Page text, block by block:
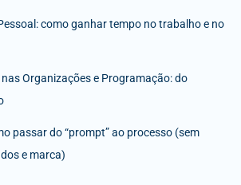
como ganhar tempo no trabalho e no
Organizações e Programação: do
passar do “prompt” ao processo (sem
e marca)